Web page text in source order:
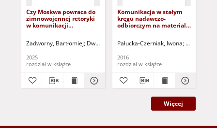
Czy Moskwa powraca do
zimnowojennej retoryki
w komunikacji
Zadworny, Bartłomiej Dworska, Żaklina - red.
2025
rozdział w książce
Komunikacja w stałym
kręgu nadawczo-
odbiorczym na materiale
Communication in a
configuration: A study of
selected guild protocols
Pałucka-Czerniak, Iwona Steciąg,
2016
rozdział w książce
Więcej